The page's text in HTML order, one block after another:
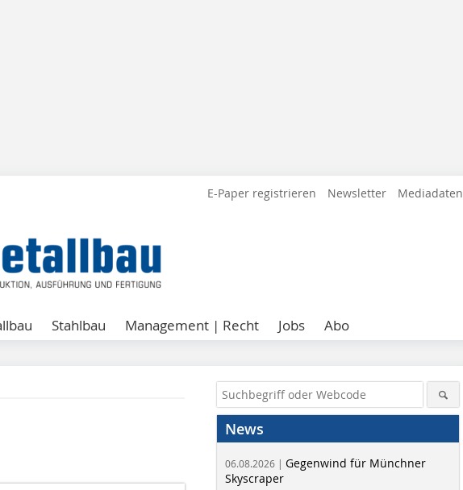
E-Paper registrieren Newsletter Mediadaten
Stahlbau Management | Recht Jobs Abo
News
06.08.2026 | Gegenwind für Münchner
Skyscraper